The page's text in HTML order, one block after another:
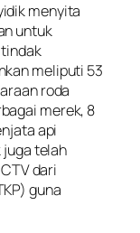
menyita
untuk
meliputi 53
roda
merek, 8
api
juga telah
dari
guna